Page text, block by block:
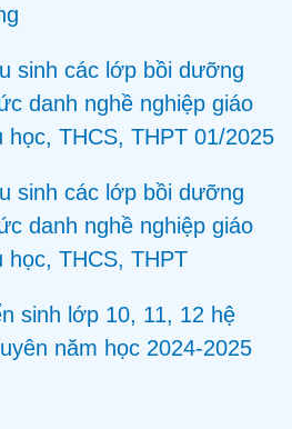
sinh các lớp bồi dưỡng
danh nghề nghiệp giáo
THCS, THPT 01/2025
sinh các lớp bồi dưỡng
danh nghề nghiệp giáo
học, THCS, THPT
sinh lớp 10, 11, 12 hệ
năm học 2024-2025